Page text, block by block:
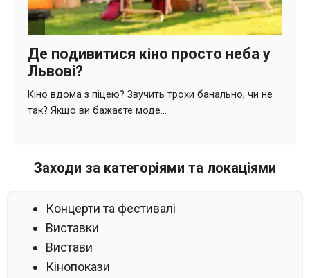
Заходи за категоріями та локаціями
Концерти та фестивалі
Виставки
Вистави
Кінопокази